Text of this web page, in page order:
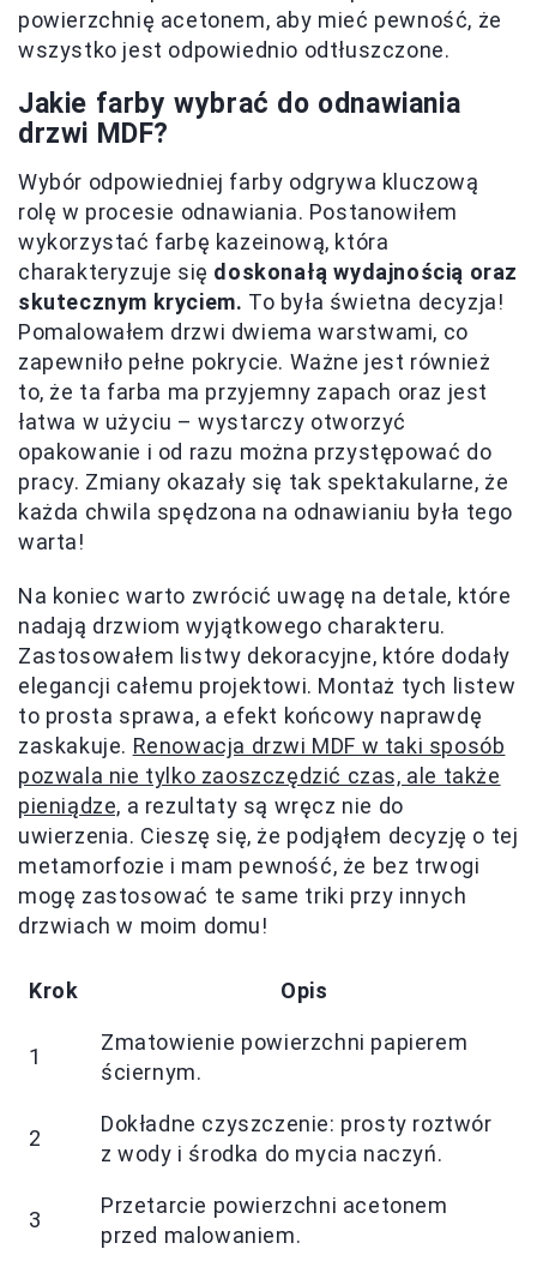
powierzchnię acetonem, aby mieć pewność, że
wszystko jest odpowiednio odtłuszczone.
Jakie farby wybrać do odnawiania
drzwi MDF?
Wybór odpowiedniej farby odgrywa kluczową
rolę w procesie odnawiania. Postanowiłem
wykorzystać farbę kazeinową, która
charakteryzuje się doskonałą wydajnością oraz
skutecznym kryciem. To była świetna decyzja!
Pomalowałem drzwi dwiema warstwami, co
zapewniło pełne pokrycie. Ważne jest również
to, że ta farba ma przyjemny zapach oraz jest
łatwa w użyciu – wystarczy otworzyć
opakowanie i od razu można przystępować do
pracy. Zmiany okazały się tak spektakularne, że
każda chwila spędzona na odnawianiu była tego
warta!
Na koniec warto zwrócić uwagę na detale, które
nadają drzwiom wyjątkowego charakteru.
Zastosowałem listwy dekoracyjne, które dodały
elegancji całemu projektowi. Montaż tych listew
to prosta sprawa, a efekt końcowy naprawdę
zaskakuje. Renowacja drzwi MDF w taki sposób
pozwala nie tylko zaoszczędzić czas, ale także
pieniądze, a rezultaty są wręcz nie do
uwierzenia. Cieszę się, że podjąłem decyzję o tej
metamorfozie i mam pewność, że bez trwogi
mogę zastosować te same triki przy innych
drzwiach w moim domu!
Krok Opis
1
Zmatowienie powierzchni papierem
ściernym.
2
Dokładne czyszczenie: prosty roztwór
z wody i środka do mycia naczyń.
3
Przetarcie powierzchni acetonem
przed malowaniem.